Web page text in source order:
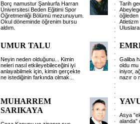
Borç namustur Şanlıurfa Harran
Üniversitesi Beden Eğitimi Spor
Öğretmenliği Bölümü mezunuyum.
Okul döneminde öğrenim bursu
aldım.
Tarih
Atletizm
UMUR TALU
Neyin neden olduğunu... Kimin
neleri nasıl etkileyebileceğini iyi
anlayabilmek için, kimin gerçekte
ne istediğinin farkında olmak
Galiba
oldu mu
iniyor,
nazır o
MUHARREM
SARIKAYA
Asya
alanda"